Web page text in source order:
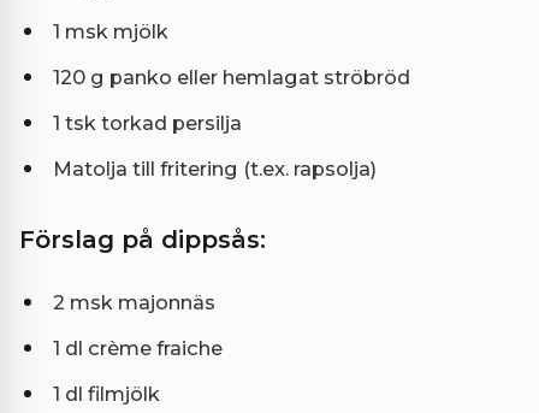
1 msk mjölk
120 g panko eller hemlagat ströbröd
1 tsk torkad persilja
Matolja till fritering (t.ex. rapsolja)
Förslag på dippsås:
2 msk majonnäs
1 dl crème fraiche
1 dl filmjölk